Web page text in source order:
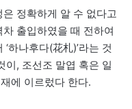
정확하게 알 수 없다고
출입하였을 때 전하여
하나후다(花札)’라는 것
이, 조선조 말엽 혹은 일
에 이르렀다 한다.